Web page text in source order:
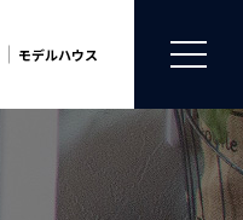
モデルハウス